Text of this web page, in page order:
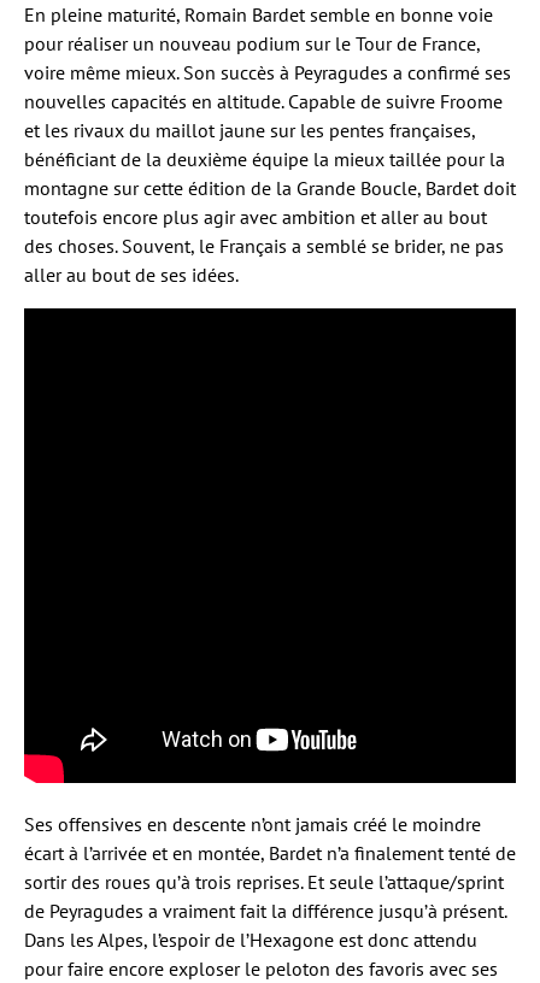
En pleine maturité, Romain Bardet semble en bonne voie
pour réaliser un nouveau podium sur le Tour de France,
voire même mieux. Son succès à Peyragudes a confirmé ses
nouvelles capacités en altitude. Capable de suivre Froome
et les rivaux du maillot jaune sur les pentes françaises,
bénéficiant de la deuxième équipe la mieux taillée pour la
montagne sur cette édition de la Grande Boucle, Bardet doit
toutefois encore plus agir avec ambition et aller au bout
des choses. Souvent, le Français a semblé se brider, ne pas
aller au bout de ses idées.
Ses offensives en descente n’ont jamais créé le moindre
écart à l’arrivée et en montée, Bardet n’a finalement tenté de
sortir des roues qu’à trois reprises. Et seule l’attaque/sprint
de Peyragudes a vraiment fait la différence jusqu’à présent.
Dans les Alpes, l’espoir de l’Hexagone est donc attendu
pour faire encore exploser le peloton des favoris avec ses